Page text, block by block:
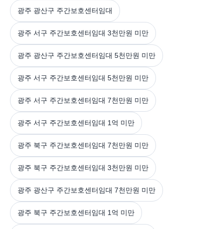
광주 광산구 주간보호센터임대
광주 서구 주간보호센터임대 3천만원 미만
광주 광산구 주간보호센터임대 5천만원 미만
광주 서구 주간보호센터임대 5천만원 미만
광주 서구 주간보호센터임대 7천만원 미만
광주 서구 주간보호센터임대 1억 미만
광주 북구 주간보호센터임대 7천만원 미만
광주 북구 주간보호센터임대 3천만원 미만
광주 광산구 주간보호센터임대 7천만원 미만
광주 북구 주간보호센터임대 1억 미만